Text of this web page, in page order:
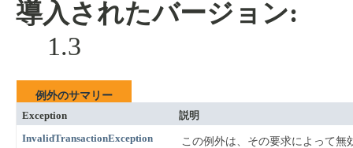
導入されたバージョン:
1.3
例外のサマリー
Exception
説明
InvalidTransactionException
この例外は、その要求によって無